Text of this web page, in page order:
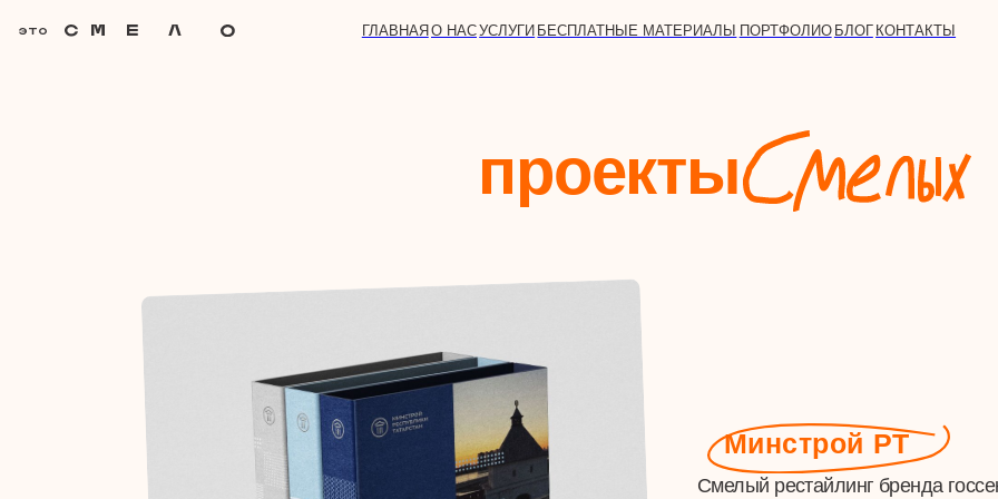
ГЛАВНАЯО НАСУСЛУГИ БЕСПЛАТНЫЕ МАТЕРИАЛЫПОРТФОЛИОБЛОГКОНТАКТЫ
проекты
Смелый рестайлинг бренда госсектора,
после которого было зарегистрировано
второе название Министерства